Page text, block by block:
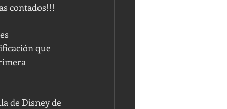
contados!!!
que
de Disney de